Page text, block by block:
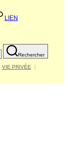
LIEN
Rechercher
VIE PRIVÉE